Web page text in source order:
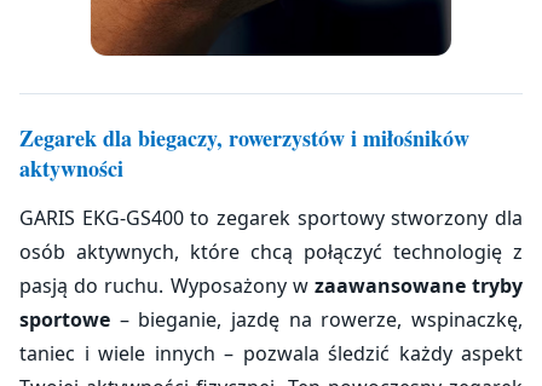
Zegarek dla biegaczy, rowerzystów i miłośników
aktywności
GARIS EKG-GS400 to zegarek sportowy stworzony dla
osób aktywnych, które chcą połączyć technologię z
pasją do ruchu. Wyposażony w zaawansowane tryby
sportowe – bieganie, jazdę na rowerze, wspinaczkę,
taniec i wiele innych – pozwala śledzić każdy aspekt